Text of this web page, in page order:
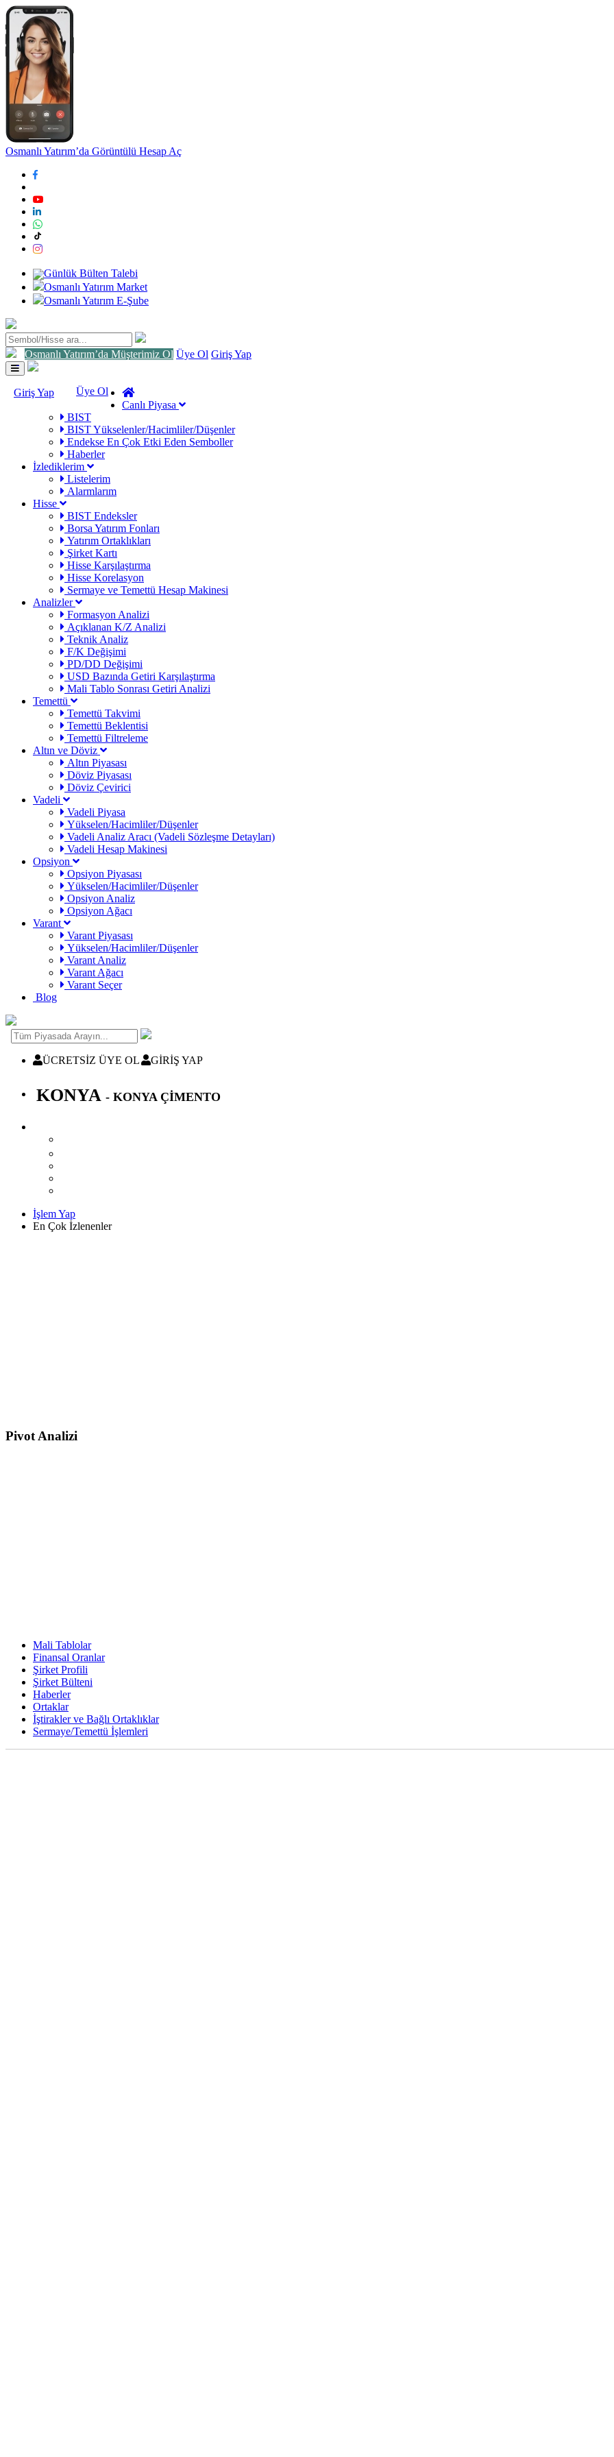
Osmanlı Yatırım’da Görüntülü Hesap Aç
Günlük Bülten Talebi
Osmanlı Yatırım Market
Osmanlı Yatırım E-Şube
Osmanlı Yatırım’da Müşterimiz Ol Üye Ol Giriş Yap
Toggle
navigation
Giriş Yap
Üye Ol
Canlı Piyasa
BIST
BIST Yükselenler/Hacimliler/Düşenler
Endekse En Çok Etki Eden Semboller
Haberler
İzlediklerim
Listelerim
Alarmlarım
Hisse
BIST Endeksler
Borsa Yatırım Fonları
Yatırım Ortaklıkları
Şirket Kartı
Hisse Karşılaştırma
Hisse Korelasyon
Sermaye ve Temettü Hesap Makinesi
Analizler
Formasyon Analizi
Açıklanan K/Z Analizi
Teknik Analiz
F/K Değişimi
PD/DD Değişimi
USD Bazında Getiri Karşılaştırma
Mali Tablo Sonrası Getiri Analizi
Temettü
Temettü Takvimi
Temettü Beklentisi
Temettü Filtreleme
Altın ve Döviz
Altın Piyasası
Döviz Piyasası
Döviz Çevirici
Vadeli
Vadeli Piyasa
Yükselen/Hacimliler/Düşenler
Vadeli Analiz Aracı (Vadeli Sözleşme Detayları)
Vadeli Hesap Makinesi
Opsiyon
Opsiyon Piyasası
Yükselen/Hacimliler/Düşenler
Opsiyon Analiz
Opsiyon Ağacı
Varant
Varant Piyasası
Yükselen/Hacimliler/Düşenler
Varant Analiz
Varant Ağacı
Varant Seçer
Blog
ÜCRETSİZ ÜYE OL GİRİŞ YAP
KONYA - KONYA ÇİMENTO
İşlem Yap
En Çok İzlenenler
Pivot Analizi
Mali Tablolar
Finansal Oranlar
Şirket Profili
Şirket Bülteni
Haberler
Ortaklar
İştirakler ve Bağlı Ortaklıklar
Sermaye/Temettü İşlemleri